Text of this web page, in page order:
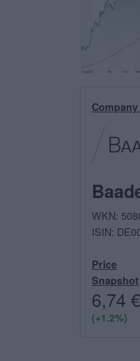
WKN:
ISIN:
Price
Snapshot
6,74 €
(+1.2%)